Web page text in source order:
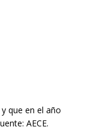
que en el año
AECE.